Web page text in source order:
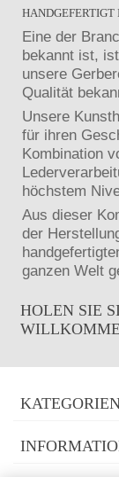
Eine der
bekannt ist,
unsere
Qualität
Unsere
für ihren
Kombination
höchstem
Aus dieser
der
ganzen Welt
HOLEN SIE